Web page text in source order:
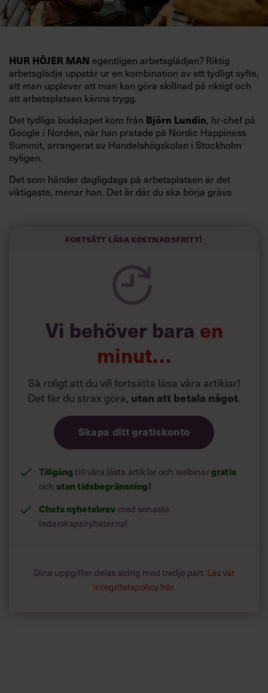
HUR HÖJER MAN egentligen arbetsglädjen? Riktig
arbetsglädje uppstår ur en kombination av ett tydligt syfte,
att man upplever att man kan göra skillnad på riktigt och
att arbetsplatsen känns trygg.
Det tydliga budskapet kom från Björn Lundin, hr-chef på
Google i Norden, när han pratade på Nordic Happiness
Summit, arrangerat av Handelshögskolan i Stockholm
nyligen.
Det som händer dagligdags på arbetsplatsen är det
viktigaste, menar han. Det är där du ska börja gräva
och höjt arbetsglädjen på Google:
Fortsätt läsa kostnadsfritt!
Vi behöver bara en
minut…
Så roligt att du vill fortsätta läsa våra artiklar!
Det får du strax göra, utan att betala något.
Skapa ditt gratiskonto
Tillgångtill våra låsta artiklar och webinargratis
och utan tidsbegränsning!
Chefs nyhetsbrev med senaste
ledarskapsnyheterna!
Dina uppgifter delas aldrig med tredje part. Läs vår
integritetspolicy här.